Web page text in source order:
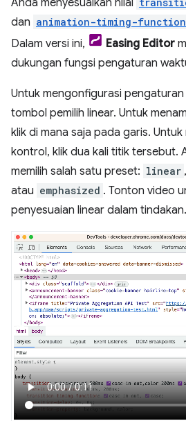
dan animation-timing-function
Dalam versi ini,
Easing Editor
dukungan fungsi pengaturan
Untuk mengonfigurasi pengaturan
tombol pemilih linear. Untuk
klik di mana saja pada garis.
kontrol, klik dua kali titik tersebut.
memilih salah satu preset: linear ,
atau emphasized . Tonton video
penyesuaian linear dalam tindakan.